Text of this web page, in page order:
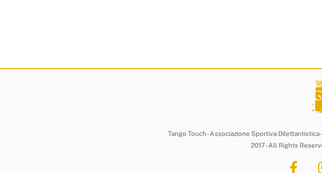
Tango Touch - Associazione Sportiva Dilettantistica
2017 - All Rights